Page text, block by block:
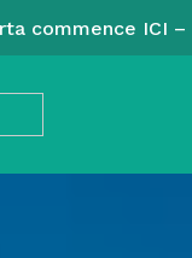
commence ICI